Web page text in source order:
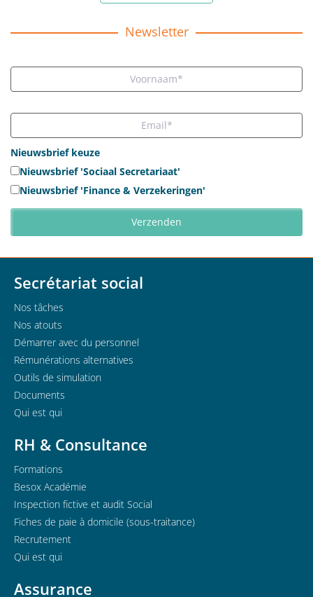
Newsletter
Nieuwsbrief keuze
Nieuwsbrief 'Sociaal Secretariaat'
Nieuwsbrief 'Finance & Verzekeringen'
Secrétariat social
Nos tâches
Nos atouts
Démarrer avec du personnel
Rémunérations alternatives
Outils de simulation
Documents
Qui est qui
RH & Consultance
Formations
Besox Académie
Inspection fictive et audit Social
Fiches de paie à domicile (sous-traitance)
Recrutement
Qui est qui
Assurance